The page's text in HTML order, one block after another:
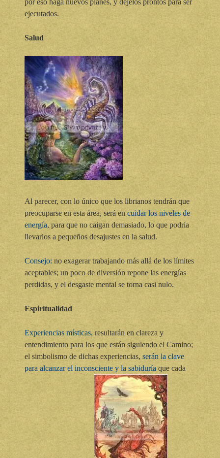
por eso haga nuevos planes, y déjelos prontos para ser
ejecutados.
Salud
Al parecer, con lo único que los librianos tendrán que
preocuparse en esta área, será en cuidar los niveles de
energía, para que no caigan demasiado, lo que podría
llevarlos a pequeños desajustes en la salud.
Consejo: no exagerar trabajando más allá de los límites
aceptables; un poco de diversión repone las energías
perdidas, y el desgaste mental se torna casi nulo.
Espiritualidad
Experiencias místicas, resultarán en clareza y
entendimiento para los que están siguiendo el Camino;
el simbolismo de dichas experiencias, serán la clave
para alcanzar el inconsciente y la sabiduría que cada